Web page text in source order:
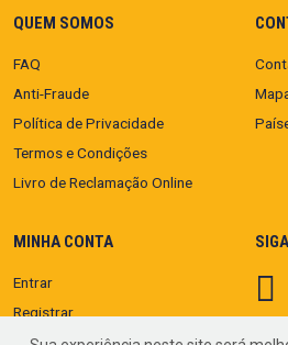
QUEM SOMOS
FAQ
Anti-Fraude
Política de Privacidade
Termos e Condições
Livro de Reclamação Online
MINHA CONTA
Entrar
Registrar